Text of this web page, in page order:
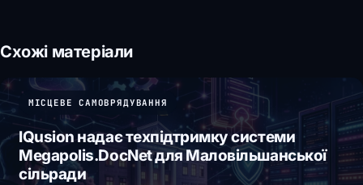
Схожі матеріали
МІСЦЕВЕ САМОВРЯДУВАННЯ
IQusion надає техпідтримку системи
Megapolis.DocNet для Маловільшанської
сільради